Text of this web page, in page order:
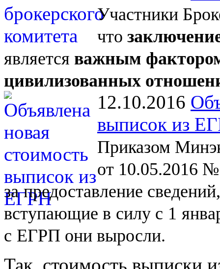
Участники
что
является важным
цивилизованных
12.10.2016
выписок из
Приказом
от 10.05.2016 №
за предоставление
вступающие в силу с 1
с ЕГРП они выросли.